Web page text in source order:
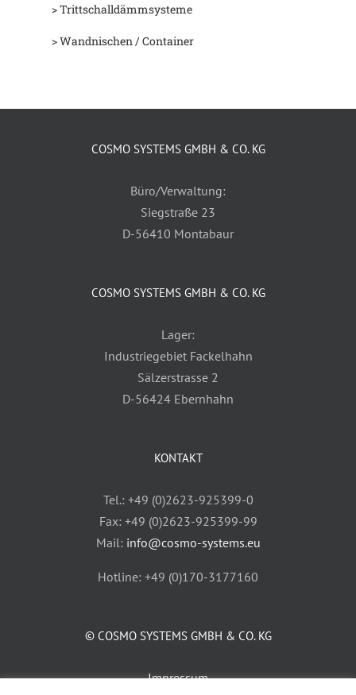
> Trittschalldämmsysteme
> Wandnischen / Container
COSMO SYSTEMS GMBH & CO. KG
Büro/Verwaltung:
Siegstraße 23
D-56410 Montabaur
COSMO SYSTEMS GMBH & CO. KG
Lager:
Industriegebiet Fackelhahn
Sälzerstrasse 2
D-56424 Ebernhahn
KONTAKT
Tel.: +49 (0)2623-925399-0
Fax: +49 (0)2623-925399-99
Mail: info@cosmo-systems.eu
Hotline: +49 (0)170-3177160
© COSMO SYSTEMS GMBH & CO. KG
Impressum